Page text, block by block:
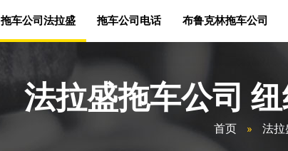
拖车公司法拉盛 拖车公司电话 布鲁克林拖车公司
法拉盛拖车公司
首页 » 法拉